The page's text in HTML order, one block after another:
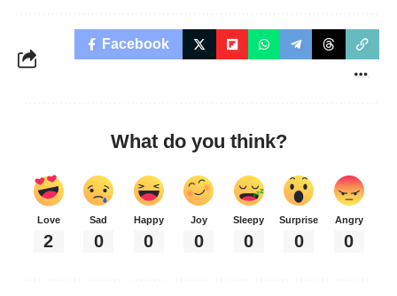
Facebook
What do you think?
Love
2
Sad
0
Happy
0
Joy
0
Sleepy
0
Surprise
0
Angry
0